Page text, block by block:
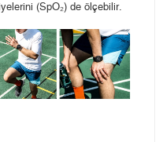
(SpO₂) de ölçebilir.